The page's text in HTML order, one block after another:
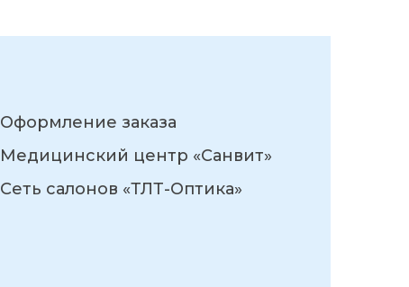
Оформление заказа
Медицинский центр «Санвит»
Сеть салонов «ТЛТ-Оптика»